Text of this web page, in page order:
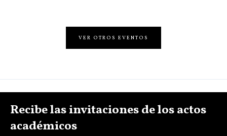
VER OTROS EVENTOS
Recibe las invitaciones de los actos
académicos